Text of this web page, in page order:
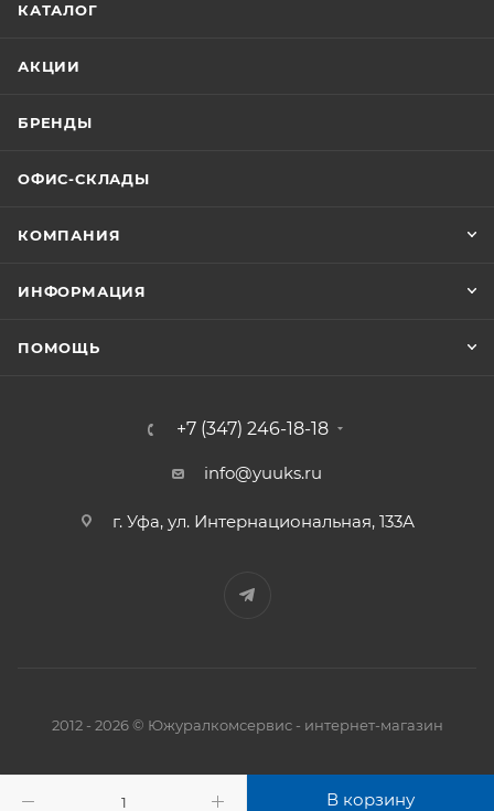
В корзину
КАТАЛОГ
АКЦИИ
БРЕНДЫ
ОФИС-СКЛАДЫ
КОМПАНИЯ
ИНФОРМАЦИЯ
ПОМОЩЬ
+7 (347) 246-18-18
info@yuuks.ru
г. Уфа, ул. Интернациональная, 133А
2012 - 2026 © Южуралкомсервис - интернет-магазин